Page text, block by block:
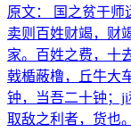
原文： 国之贫于师
卖则百姓财竭，财
家。百姓之费，十
戟楯蔽橹，丘牛大
钟，当吾二十钟；ji
取敌之利者，货也